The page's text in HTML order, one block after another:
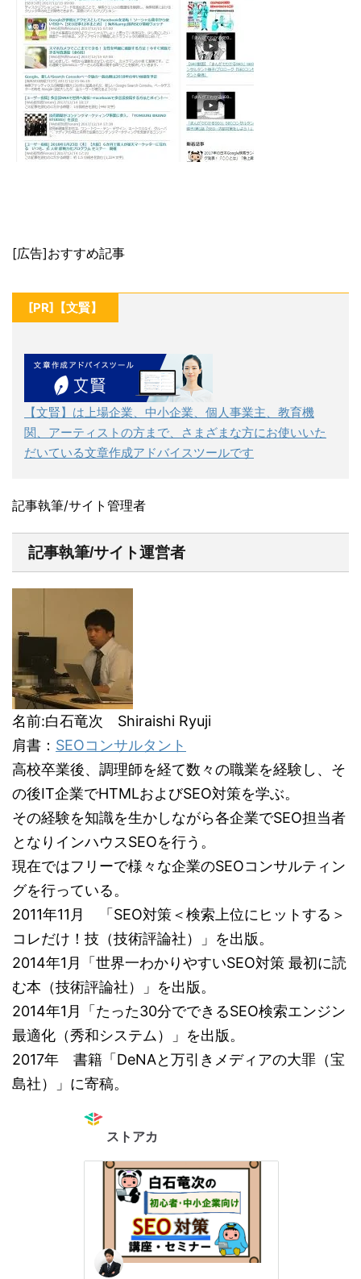
[広告]おすすめ記事
[PR]【文賢】
【文賢】は上場企業、中小企業、個人事業主、教育機
関、アーティストの方まで、さまざまな方にお使いいた
だいている文章作成アドバイスツールです
記事執筆/サイト管理者
記事執筆/サイト運営者
名前:白石竜次 Shiraishi Ryuji
肩書： SEOコンサルタント
高校卒業後、調理師を経て数々の職業を経験し、そ
の後IT企業でHTMLおよびSEO対策を学ぶ。
その経験を知識を生かしながら各企業でSEO担当者
となりインハウスSEOを行う。
現在ではフリーで様々な企業のSEOコンサルティン
グを行っている。
2011年11月 「SEO対策＜検索上位にヒットする＞
コレだけ！技（技術評論社）」を出版。
2014年1月「世界一わかりやすいSEO対策 最初に読
む本（技術評論社）」を出版。
2014年1月「たった30分でできるSEO検索エンジン
最適化（秀和システム）」を出版。
2017年 書籍「DeNAと万引きメディアの大罪（宝
島社）」に寄稿。
ストアカ